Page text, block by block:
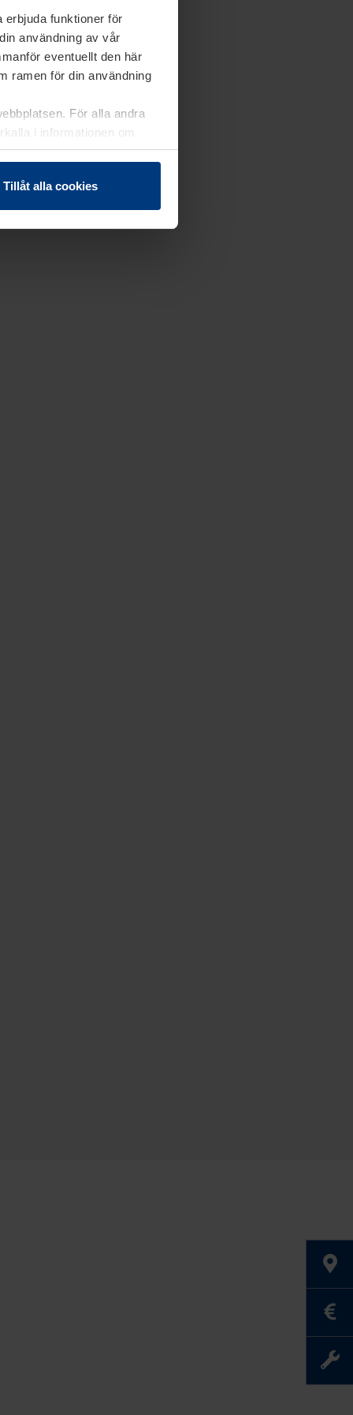
erbjuda funktioner för
användning av vår
eventuellt den här
ramen för din användning
För alla andra
i informationen om
Tillåt alla cookies